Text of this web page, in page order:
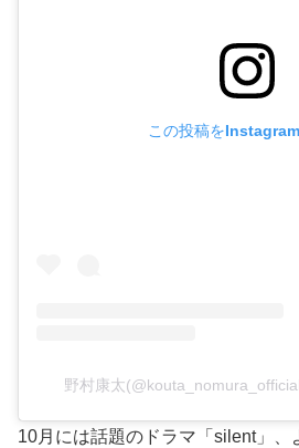
この投稿を
野村康太
10月には話題のドラマ「silent」、